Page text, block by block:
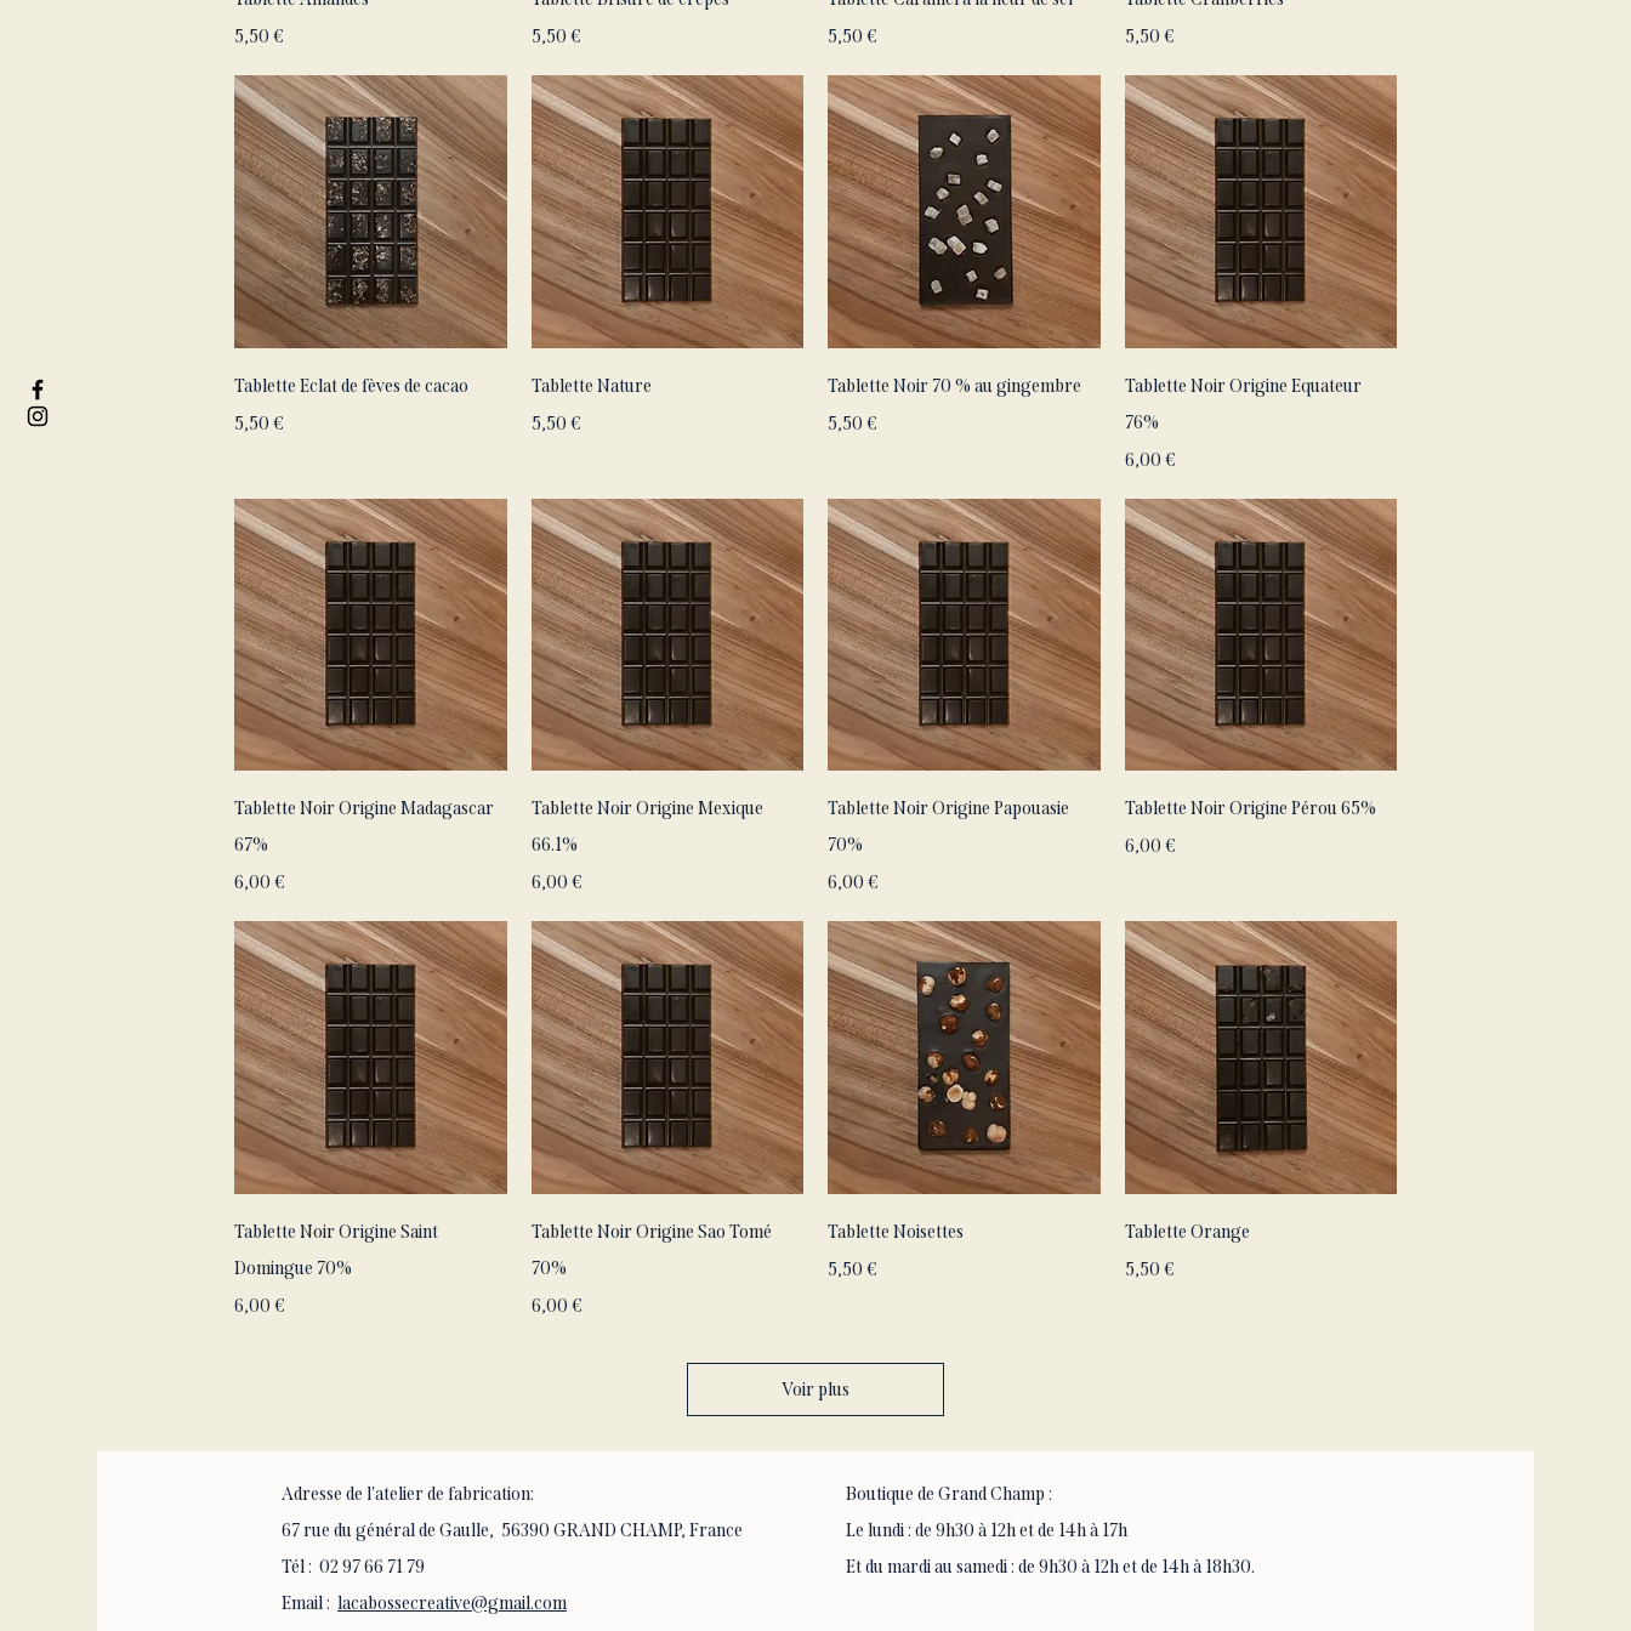
Prix
5,50 €
Prix
5,50 €
Prix
5,50 €
Prix
5,50 €
Aperçu rapide
Tablette Eclat de fèves de cacao
Prix
5,50 €
Aperçu rapide
Tablette Nature
Prix
5,50 €
Aperçu rapide
Tablette Noir 70 % au gingembre
Prix
5,50 €
Aperçu rapide
Tablette Noir Origine Equateur
76%
Prix
6,00 €
Aperçu rapide
Tablette Noir Origine Madagascar
67%
Prix
6,00 €
Aperçu rapide
Tablette Noir Origine Mexique
66.1%
Prix
6,00 €
Aperçu rapide
Tablette Noir Origine Papouasie
70%
Prix
6,00 €
Aperçu rapide
Tablette Noir Origine Pérou 65%
Prix
6,00 €
Aperçu rapide
Tablette Noir Origine Saint
Domingue 70%
Prix
6,00 €
Aperçu rapide
Tablette Noir Origine Sao Tomé
70%
Prix
6,00 €
Aperçu rapide
Tablette Noisettes
Prix
5,50 €
Aperçu rapide
Tablette Orange
Prix
5,50 €
Voir plus
Adresse de l'atelier de fabrication:
67 rue du général de Gaulle, 56390 GRAND CHAMP, France
Tél : 02 97 66 71 79
Email : lacabossecreative@gmail.com
Boutique de Grand Champ :
Le lundi : de 9h30 à 12h et de 14h à 17h
Et du mardi au samedi : de 9h30 à 12h et de 14h à 18h30.